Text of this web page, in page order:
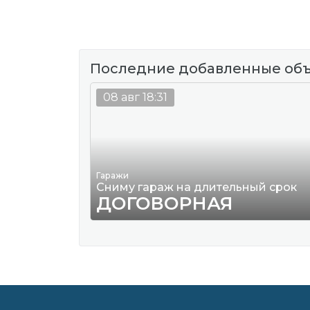
Последние добавленные
Гаражи
Сниму гараж на длительный срок
ДОГОВОРНАЯ
08 авг 18:31